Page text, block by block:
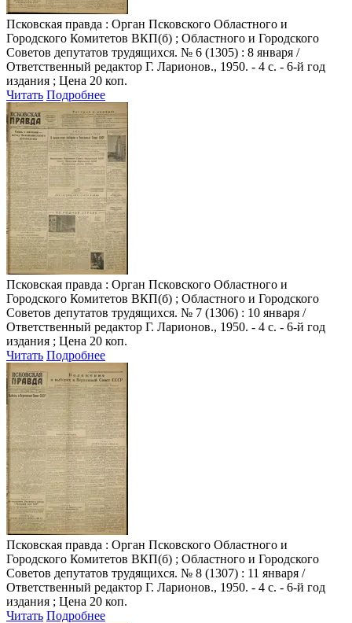
Псковская правда : Орган Псковского Областного и
Городского Комитетов ВКП(б) ; Областного и Городского
Советов депутатов трудящихся. № 6 (1305) : 8 января /
Ответственный редактор Г. Ларионов., 1950. - 4 с. - 6-й год
издания ; Цена 20 коп.
Читать Подробнее
Псковская правда : Орган Псковского Областного и
Городского Комитетов ВКП(б) ; Областного и Городского
Советов депутатов трудящихся. № 7 (1306) : 10 января /
Ответственный редактор Г. Ларионов., 1950. - 4 с. - 6-й год
издания ; Цена 20 коп.
Читать Подробнее
Псковская правда : Орган Псковского Областного и
Городского Комитетов ВКП(б) ; Областного и Городского
Советов депутатов трудящихся. № 8 (1307) : 11 января /
Ответственный редактор Г. Ларионов., 1950. - 4 с. - 6-й год
издания ; Цена 20 коп.
Читать Подробнее